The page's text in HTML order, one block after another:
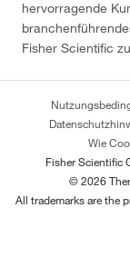
hervorragende
Fisher Scientific
Wie
Fisher Scientific
© 2026
All trademarks are the